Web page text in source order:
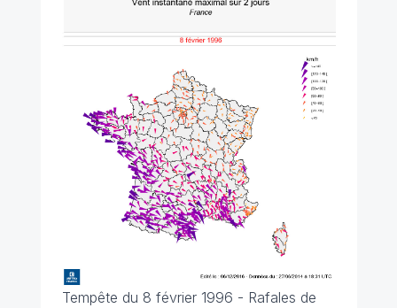
Tempête du 8 février 1996 - Rafales de